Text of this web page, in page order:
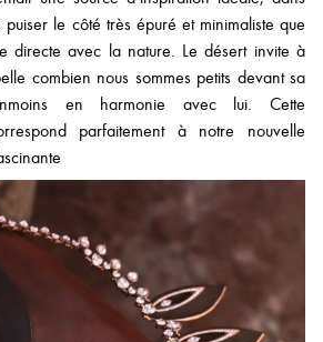
puiser le côté très épuré et minimaliste que
directe avec la nature. Le désert invite à
combien nous sommes petits devant sa
en harmonie avec lui. Cette
parfaitement à notre nouvelle